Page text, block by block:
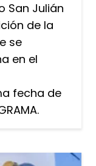
San Julián
de la
se
en el
fecha de